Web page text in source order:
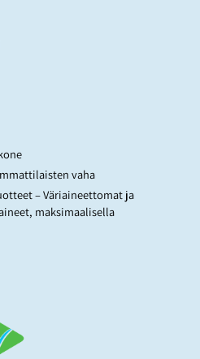
vaha
– Väriaineettomat ja
maksimaalisella